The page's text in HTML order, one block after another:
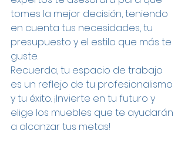
tomes la mejor decisión, teniendo
en cuenta tus necesidades, tu
presupuesto y el estilo que más te
guste.
Recuerda, tu espacio de trabajo
es un reflejo de tu profesionalismo
y tu éxito. ¡Invierte en tu futuro y
elige los muebles que te ayudarán
a alcanzar tus metas!